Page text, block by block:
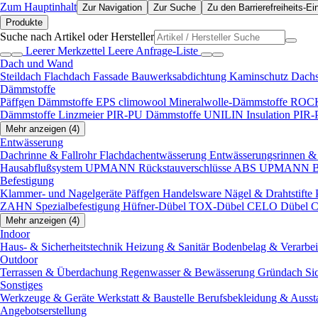
Zum Hauptinhalt Zur Navigation Zur Suche
Zu den Barrierefreiheits-
Produkte
Suche nach Artikel oder Hersteller
Leerer Merkzettel Leere Anfrage-Liste
Dach und Wand
Steildach Flachdach Fassade Bauwerksabdichtung Kaminschutz
Dämmstoffe
Päffgen Dämmstoffe EPS climowool Mineralwolle-Dämmstoffe
Dämmstoffe Linzmeier PIR-PU Dämmstoffe UNILIN Insulation PIR-
Mehr anzeigen (4)
Entwässerung
Dachrinne & FallrohrFlachdachentwässerung Entwässerungsrinnen
Hausabflußsystem UPMANN Rückstauverschlüsse ABS UPMANN
Befestigung
Klammer- und Nagelgeräte Päffgen Handelsware Nägel & Drahtstifte
ZAHN Spezialbefestigung Hüfner-Dübel TOX-Dübel CELO Dübel
Mehr anzeigen (4)
Indoor
Haus- & Sicherheitstechnik Heizung & SanitärBodenbelag &
Outdoor
Terrassen & Überdachung Regenwasser & Bewässerung Gründach
Sonstiges
Werkzeuge & Geräte Werkstatt & Baustelle Berufsbekleidung &
Angebotserstellung